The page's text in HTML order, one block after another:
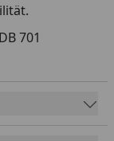
701
mm, 1900 mm